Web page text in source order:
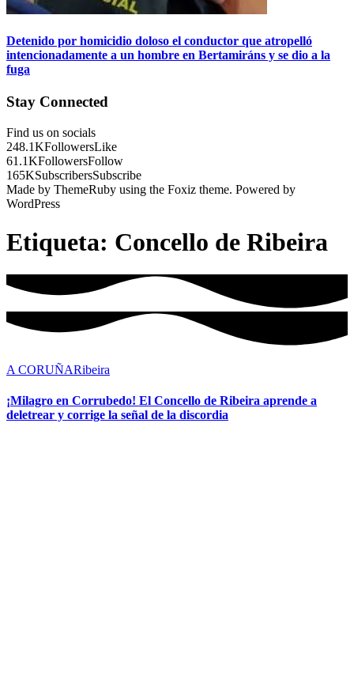
Detenido por homicidio doloso el conductor que atropelló
intencionadamente a un hombre en Bertamiráns y se dio a la
fuga
Stay Connected
Find us on socials
248.1KFollowersLike
61.1KFollowersFollow
165KSubscribersSubscribe
Made by ThemeRuby using the Foxiz theme. Powered by
WordPress
Etiqueta: Concello de Ribeira
A CORUÑARibeira
¡Milagro en Corrubedo! El Concello de Ribeira aprende a
deletrear y corrige la señal de la discordia